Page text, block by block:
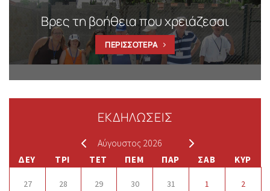
Βρες τη βοήθεια που χρειάζεσαι
ΠΕΡΙΣΣΟΤΕΡΑ
ΕΚΔΗΛΩΣΕΙΣ
Αύγουστος 2026
ΔΕΥ ΤΡΙ ΤΕΤ ΠΕΜ ΠΑΡ ΣΑΒ ΚΥΡ
27 28 29 30 31 1 2